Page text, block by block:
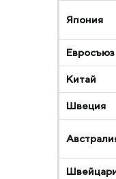
Япония
Евросъюз
Китай
Швеция